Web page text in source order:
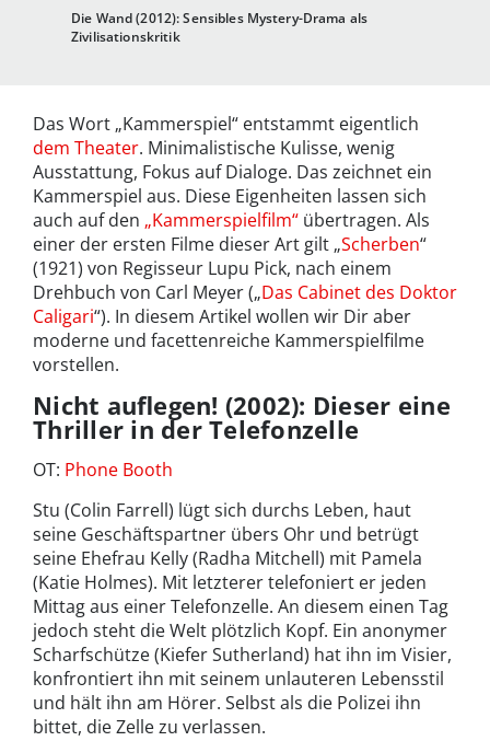
Die Wand (2012): Sensibles Mystery-Drama als
Zivilisationskritik
Das Wort „Kammerspiel“ entstammt eigentlich
dem Theater. Minimalistische Kulisse, wenig
Ausstattung, Fokus auf Dialoge. Das zeichnet ein
Kammerspiel aus. Diese Eigenheiten lassen sich
auch auf den „Kammerspielfilm“ übertragen. Als
einer der ersten Filme dieser Art gilt „Scherben“
(1921) von Regisseur Lupu Pick, nach einem
Drehbuch von Carl Meyer („Das Cabinet des Doktor
Caligari“). In diesem Artikel wollen wir Dir aber
moderne und facettenreiche Kammerspielfilme
vorstellen.
Nicht auflegen! (2002): Dieser eine
Thriller in der Telefonzelle
OT: Phone Booth
Stu (Colin Farrell) lügt sich durchs Leben, haut
seine Geschäftspartner übers Ohr und betrügt
seine Ehefrau Kelly (Radha Mitchell) mit Pamela
(Katie Holmes). Mit letzterer telefoniert er jeden
Mittag aus einer Telefonzelle. An diesem einen Tag
jedoch steht die Welt plötzlich Kopf. Ein anonymer
Scharfschütze (Kiefer Sutherland) hat ihn im Visier,
konfrontiert ihn mit seinem unlauteren Lebensstil
und hält ihn am Hörer. Selbst als die Polizei ihn
bittet, die Zelle zu verlassen.